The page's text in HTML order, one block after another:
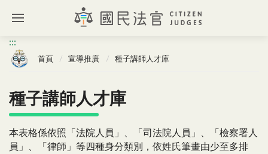
:::
首頁 宣導推廣 種子講師人才庫
種子講師人才庫
本表格係依照「法院人員」、「司法院人員」、「檢察署人
員」、「律師」等四種身分類別，依姓氏筆畫由少至多排